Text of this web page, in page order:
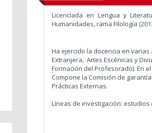
Licenciada en Lengua y
Humanidades, rama Filología
Ha ejercido la docencia en
Extranjera, Artes Escénicas y
Formación del Profesorado). En
Compone la Comisión de
Prácticas Externas.
Líneas de investigación: